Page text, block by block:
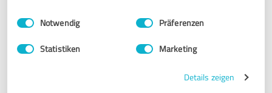
Impressum Datenschutzbestimmungen
Einwilligungsauswahl
Notwendig Präferenzen
Statistiken Marketing
Details zeigen